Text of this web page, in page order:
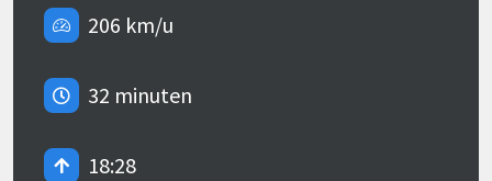
206 km/u
32 minuten
18:28